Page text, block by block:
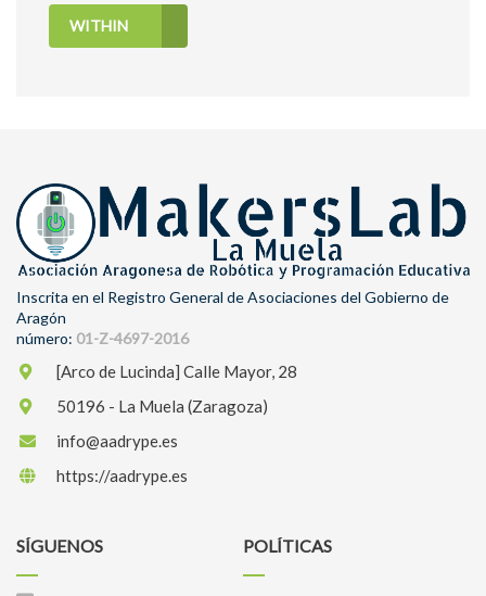
WITHIN
Inscrita en el Registro General de Asociaciones del Gobierno de
Aragón
número: 01-Z-4697-2016
[Arco de Lucinda] Calle Mayor, 28
50196 - La Muela (Zaragoza)
info@aadrype.es
https://aadrype.es
SÍGUENOS POLÍTICAS